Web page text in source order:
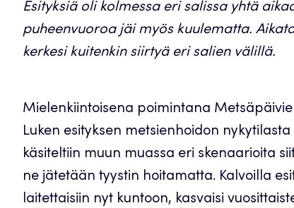
Esityksiä oli kolmessa eri salissa yhtä
puheenvuoroa jäi myös kuulematta.
kerkesi kuitenkin siirtyä eri salien välillä.
Mielenkiintoisena poimintana
Luken esityksen metsienhoidon
käsiteltiin muun muassa eri skenaarioita
ne jätetään tyystin hoitamatta. Kalvoilla
laitettaisiin nyt kuntoon, kasvaisi